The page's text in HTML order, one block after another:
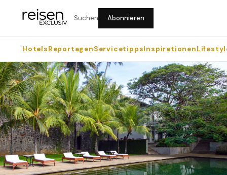
Suchen Abonnieren
HotelsReportagenServicetippsInspirationen